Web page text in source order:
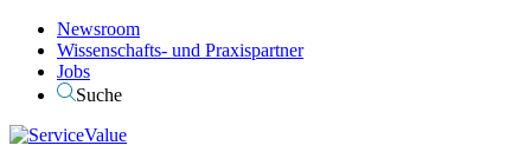
Newsroom
Wissenschafts- und Praxispartner
Jobs
Suche